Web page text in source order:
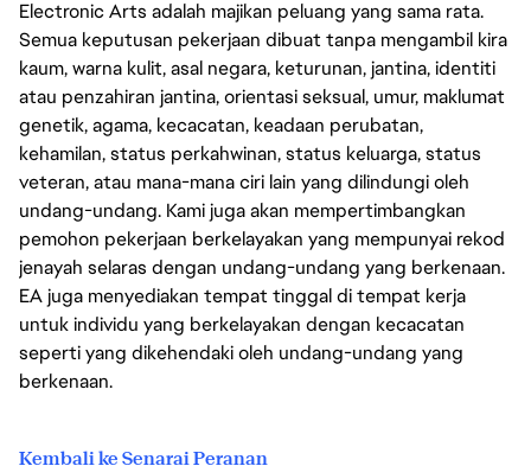
Electronic Arts adalah majikan peluang yang sama rata.
Semua keputusan pekerjaan dibuat tanpa mengambil kira
kaum, warna kulit, asal negara, keturunan, jantina, identiti
atau penzahiran jantina, orientasi seksual, umur, maklumat
genetik, agama, kecacatan, keadaan perubatan,
kehamilan, status perkahwinan, status keluarga, status
veteran, atau mana-mana ciri lain yang dilindungi oleh
undang-undang. Kami juga akan mempertimbangkan
pemohon pekerjaan berkelayakan yang mempunyai rekod
jenayah selaras dengan undang-undang yang berkenaan.
EA juga menyediakan tempat tinggal di tempat kerja
untuk individu yang berkelayakan dengan kecacatan
seperti yang dikehendaki oleh undang-undang yang
berkenaan.
Kembali ke Senarai Peranan